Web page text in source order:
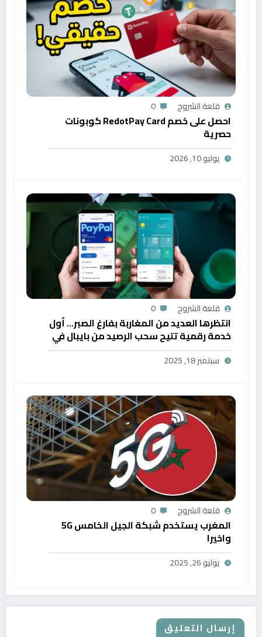
قلعة الشروح 0
احصل على خصم RedotPay Card كوبونات
حصرية
يوليو 10, 2026
قلعة الشروح 0
انتظرها العديد من المغاربة بفارغ الصبر… أول
خدمة رقمية تتيح سحب الرصيد من بايبال في
المغرب
سبتمبر 18, 2025
قلعة الشروح 0
المغرب يستخدم شبكة الجيل الخامس 5G
واخيرا
يوليو 26, 2025
إرسال التعليق